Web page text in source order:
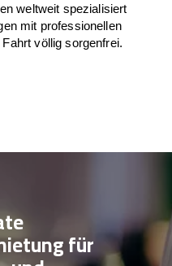
weltweit spezialisiert
mit professionellen
völlig sorgenfrei.
für